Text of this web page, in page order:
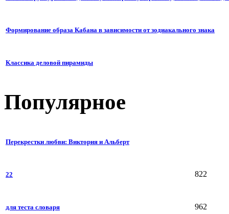
Формирование образа Кабана в зависимости от зодиакального знака
Классика деловой пирамиды
Популярное
Перекрестки любви: Виктория и Альберт
22 822
для теста словаря 962